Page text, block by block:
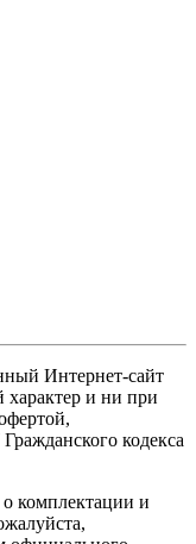
Интернет-сайт
и ни при
кодекса
комплектации и